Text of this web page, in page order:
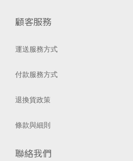
顧客服務
運送服務方式
付款服務方式
退換貨政策
條款與細則
聯絡我們